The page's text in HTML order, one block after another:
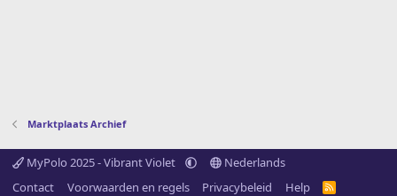
Marktplaats Archief
MyPolo 2025 - Vibrant Violet
Nederlands
Contact
Voorwaarden en regels Privacybeleid Help
R